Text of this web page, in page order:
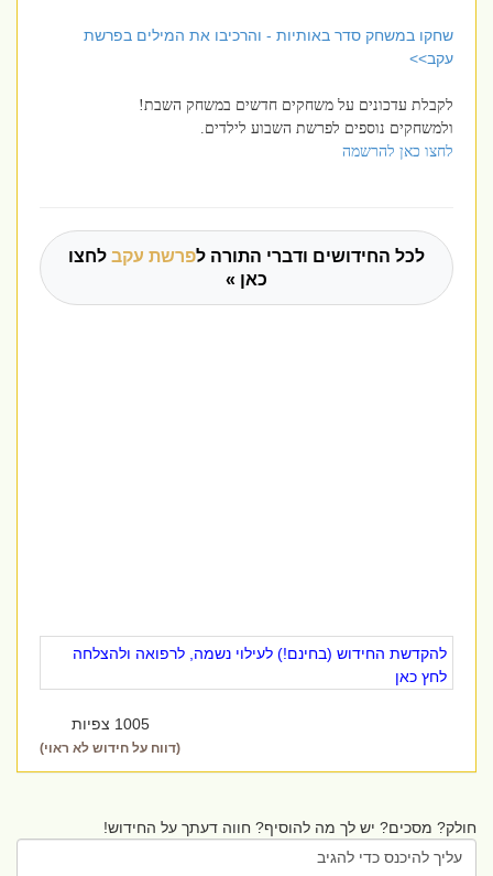
שחקו במשחק סדר באותיות - והרכיבו את המילים בפרשת
עקב>>
לקבלת עדכונים על משחקים חדשים במשחק השבת!
ולמשחקים נוספים לפרשת השבוע לילדים.
לחצו כאן להרשמה
לכל החידושים ודברי התורה לפרשת עקבלחצו
כאן »
להקדשת החידוש (בחינם!) לעילוי נשמה, לרפואה ולהצלחה
לחץ כאן
1005 צפיות
(דווח על חידוש לא ראוי)
חולק? מסכים? יש לך מה להוסיף? חווה דעתך על החידוש!